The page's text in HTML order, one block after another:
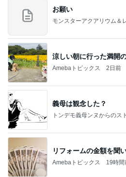
お願い
モンスターアクアリウム
涼しい朝に行った満開
Amebaトピックス 2日前
義母は観念した？
トンデモ義母ンヌからのス
リフォームの金額を聞
Amebaトピックス 19時間